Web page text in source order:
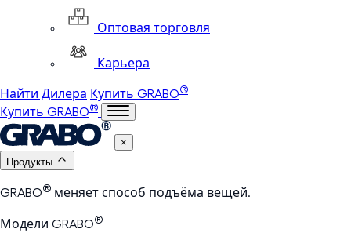
Оптовая торговля
Карьера
Найти Дилера Купить GRABO®
Купить GRABO®
×
Продукты
GRABO® меняет способ подъёма вещей.
Модели GRABO®